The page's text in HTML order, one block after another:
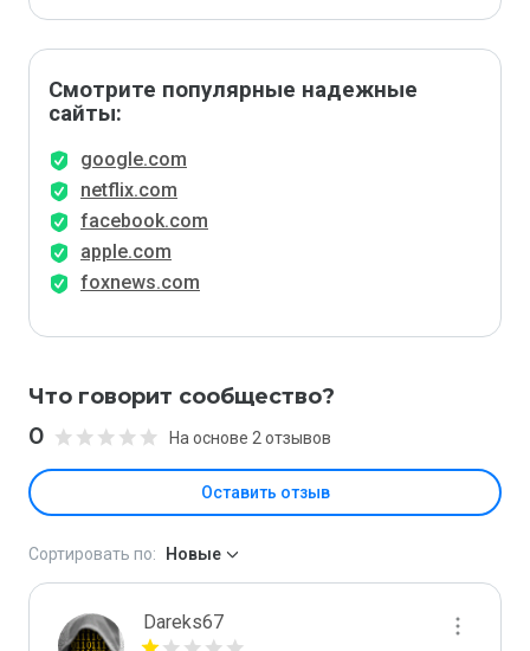
Смотрите популярные надежные
сайты:
google.com
netflix.com
facebook.com
apple.com
foxnews.com
Что говорит сообщество?
0 На основе 2 отзывов
Оставить отзыв
Сортировать по: Новые
Dareks67